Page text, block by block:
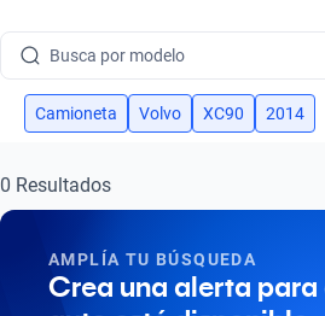
Busca por modelo
Busca por versión
Busca por marca
Busca por modelo
Camioneta Volvo XC90 2014
0 Resultados
AMPLÍA TU BÚSQUEDA
Crea una alerta